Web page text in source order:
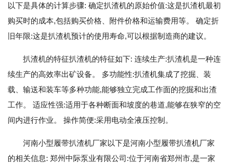
以下是具体的计算步骤: 确定扒渣机的原始价值:这是扒渣机最初
购买时的成本,包括购买价格、附件价格和运输费用等。 确定折
旧年限:这是扒渣机预计的使用寿命,可以根据制造商的建议。
扒渣机的特征扒渣机的特征如下: 连续生产:扒渣机是一种连
续生产的高效率出矿设备。 多功能性:扒渣机集成了挖掘、装
载、输送和装车等多种功能,能够独立完成工作面的挖掘和出渣
工作。 适应性强:适用于各种断面和坡度的巷道,能够在狭窄的空
间内进行作业。 操作简便:采用电动全液压控制。
河南小型履带扒渣机厂家以下是河南小型履带扒渣机厂家
的相关信息: 郑州中际泵业有限公司:位于河南省郑州市,是一家